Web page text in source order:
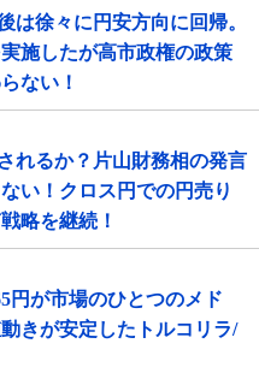
は徐々に円安方向に回帰。
施したが高市政権の政策
ない！
れるか？片山財務相の発言
い！クロス円での円売り
略を継続！
円が市場のひとつのメド
きが安定したトルコリラ/